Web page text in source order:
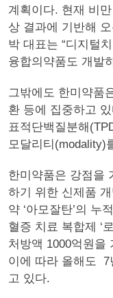
계획이다. 현재 비
상 결과에 기반해
박 대표는 “디지털
융합의약품도 개발
그밖에도 한미약품
환 등에 집중하고
표적단백질분해
모달리티(modality)
한미약품은 강점을
하기 위한 신제품
약 ‘아모잘탄’의 누
혈증 치료 복합제 ‘
처방액 1000억원을
이에 따라 올해도 7
고 있다.